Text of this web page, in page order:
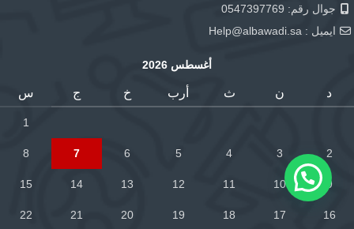
جوال رقم: 0547397769
ايميل : Help@albawadi.sa
أغسطس 2026
د ن ث أرب خ ج س
1
2
3
4
5
6
7
8
9
10
11
12
13
14
15
16
17
18
19
20
21
22